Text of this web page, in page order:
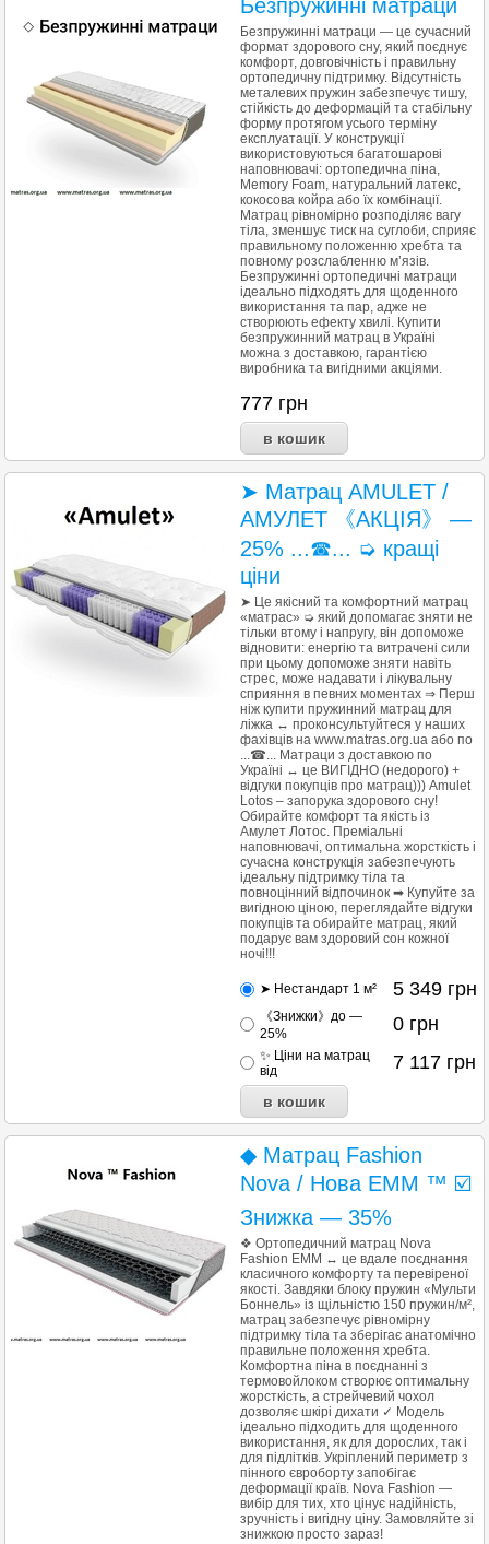
Безпружинні матраци
Безпружинні матраци — це сучасний
формат здорового сну, який поєднує
комфорт, довговічність і правильну
ортопедичну підтримку. Відсутність
металевих пружин забезпечує тишу,
стійкість до деформацій та стабільну
форму протягом усього терміну
експлуатації. У конструкції
використовуються багатошарові
наповнювачі: ортопедична піна,
Memory Foam, натуральний латекс,
кокосова койра або їх комбінації.
Матрац рівномірно розподіляє вагу
тіла, зменшує тиск на суглоби, сприяє
правильному положенню хребта та
повному розслабленню м’язів.
Безпружинні ортопедичні матраци
ідеально підходять для щоденного
використання та пар, адже не
створюють ефекту хвилі. Купити
безпружинний матрац в Україні
можна з доставкою, гарантією
виробника та вигідними акціями.
777 грн
➤ Матрац AMULET /
АМУЛЕТ 《АКЦІЯ》 —
25% ...☎... ➭ кращі
ціни
➤ Це якісний та комфортний матрац
«матрас» ➭ який допомагає зняти не
тільки втому і напругу, він допоможе
відновити: енергію та витрачені сили
при цьому допоможе зняти навіть
стрес, може надавати і лікувальну
сприяння в певних моментах ⇒ Перш
ніж купити пружинний матрац для
ліжка ↔ проконсультуйтеся у наших
фахівців на www.matras.org.ua або по
...☎... Матраци з доставкою по
Україні ↔ це ВИГІДНО (недорого) +
відгуки покупців про матрац))) Amulet
Lotos – запорука здорового сну!
Обирайте комфорт та якість із
Амулет Лотос. Преміальні
наповнювачі, оптимальна жорсткість і
сучасна конструкція забезпечують
ідеальну підтримку тіла та
повноцінний відпочинок ➡ Купуйте за
вигідною ціною, переглядайте відгуки
покупців та обирайте матрац, який
подарує вам здоровий сон кожної
ночі!!!
➤ Нестандарт 1 м² 5 349 грн
《Знижки》до —
25%
0 грн
✨ Ціни на матрац
від
7 117 грн
◆ Матрац Fashion
Nova / Нова EMM ™ ☑️
Знижка — 35%
❖ Ортопедичний матрац Nova
Fashion EMM ↔ це вдале поєднання
класичного комфорту та перевіреної
якості. Завдяки блоку пружин «Мульти
Боннель» із щільністю 150 пружин/м²,
матрац забезпечує рівномірну
підтримку тіла та зберігає анатомічно
правильне положення хребта.
Комфортна піна в поєднанні з
термовойлоком створює оптимальну
жорсткість, а стрейчевий чохол
дозволяє шкірі дихати ✓ Модель
ідеально підходить для щоденного
використання, як для дорослих, так і
для підлітків. Укріплений периметр з
пінного євроборту запобігає
деформації країв. Nova Fashion —
вибір для тих, хто цінує надійність,
зручність і вигідну ціну. Замовляйте зі
знижкою просто зараз!